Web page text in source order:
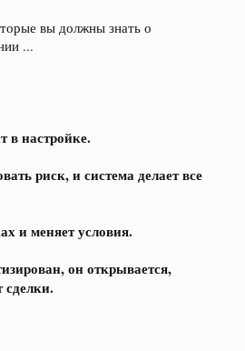
вы должны знать о
...
в настройке.
риск, и система делает все
и меняет условия.
он открывается,
сделки.